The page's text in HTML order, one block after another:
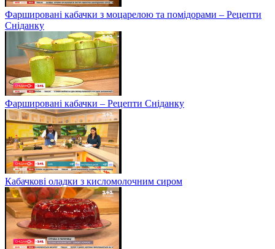
Фаршировані кабачки з моцарелою та помідорами – Рецепти
Сніданку
Фаршировані кабачки – Рецепти Сніданку
Кабачкові оладки з кисломолочним сиром